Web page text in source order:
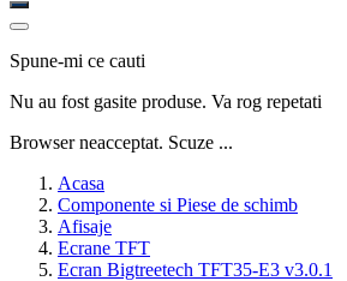
Spune-mi ce cauti
Nu au fost gasite produse. Va rog repetati
Browser neacceptat. Scuze ...
Acasa
Componente si Piese de schimb
Afisaje
Ecrane TFT
Ecran Bigtreetech TFT35-E3 v3.0.1